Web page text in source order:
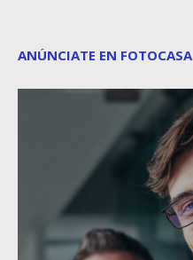
ANÚNCIATE EN FOTOCASA